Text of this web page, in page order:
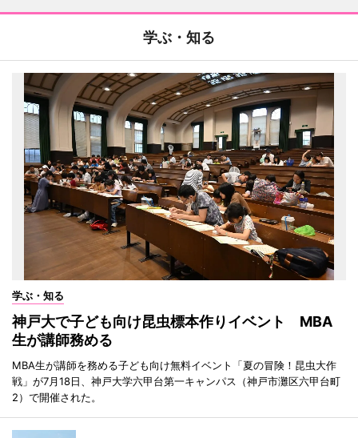
学ぶ・知る
学ぶ・知る
神戸大で子ども向け昆虫標本作りイベント MBA
生が講師務める
MBA生が講師を務める子ども向け無料イベント「夏の冒険！昆虫大作
戦」が7月18日、神戸大学六甲台第一キャンパス（神戸市灘区六甲台町
2）で開催された。